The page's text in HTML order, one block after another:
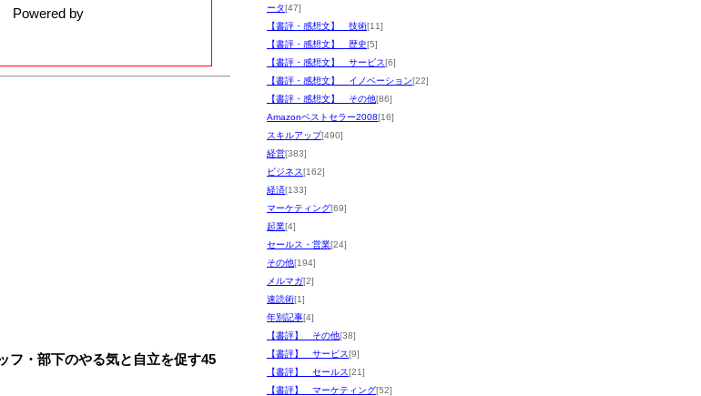
ータ[47]
【書評・感想文】 技術[11]
【書評・感想文】 歴史[5]
【書評・感想文】 サービス[6]
【書評・感想文】 イノベーション[22]
【書評・感想文】 その他[86]
Amazonベストセラー2008[16]
スキルアップ[490]
経営[383]
ビジネス[162]
経済[133]
マーケティング[69]
起業[4]
セールス・営業[24]
その他[194]
メルマガ[2]
速読術[1]
年別記事[4]
【書評】 その他[38]
【書評】 サービス[9]
【書評】 セールス[21]
【書評】 マーケティング[52]
Powered by
フ・部下のやる気と自立を促す45